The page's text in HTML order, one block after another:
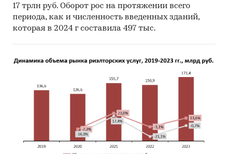
17 трлн руб. Оборот рос на протяжении всего
периода, как и численность введенных зданий,
которая в 2024 г составила 497 тыс.